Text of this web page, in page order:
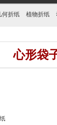
何折纸 植物折纸
心形袋